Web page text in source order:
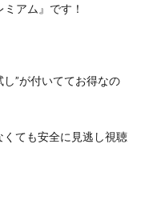
アム』 です！
し”が付いててお得なの
ても安全に見逃し視聴